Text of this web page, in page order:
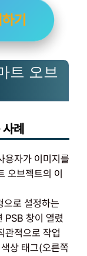
기
트 오브
례
용자가 이미지를
오브젝트의 이
으로 설정하는
PSB 창이 열렸
관적으로 작업
상 태그(오른쪽